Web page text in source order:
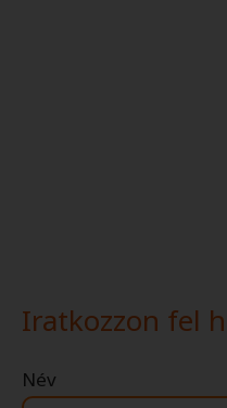
Iratkozzon fel
Név